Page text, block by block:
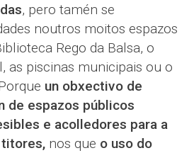
, pero tamén se
noutros moitos espazos
Rego da Balsa, o
as piscinas municipais ou o
un obxectivo de
de espazos públicos
e acolledores para a
nos que o uso do